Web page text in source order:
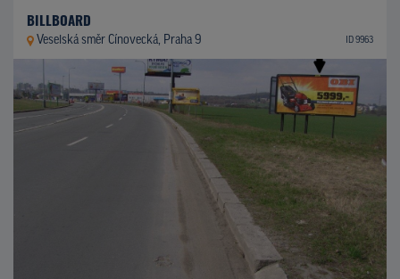
BILLBOARD
Veselská směr Cínovecká, Praha 9 ID 9963